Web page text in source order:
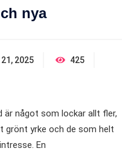
nya
2025
425
något som lockar allt fler,
grönt yrke och de som helt
En